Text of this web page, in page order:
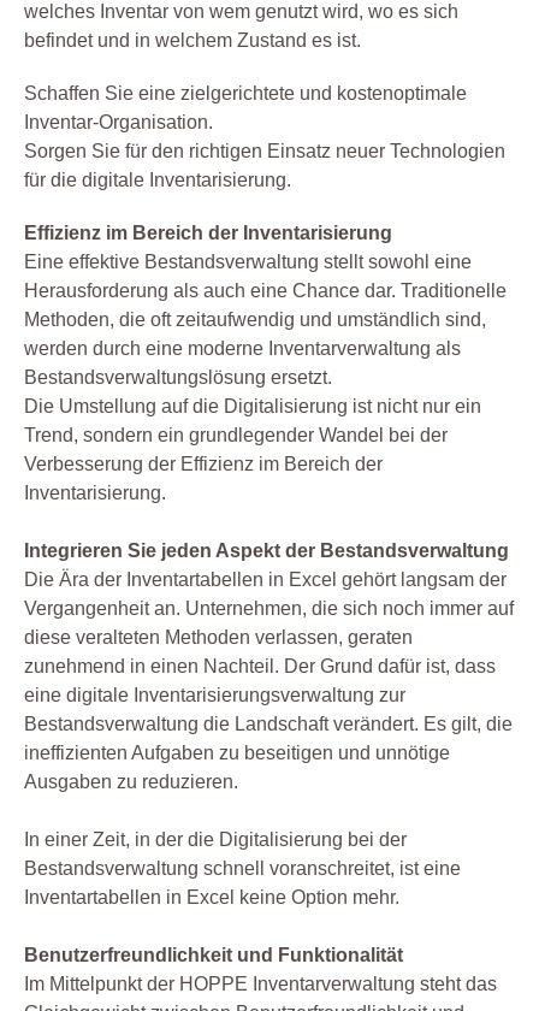
welches Inventar von wem genutzt wird, wo es sich
befindet und in welchem Zustand es ist.
Schaffen Sie eine zielgerichtete und kostenoptimale
Inventar-Organisation.
Sorgen Sie für den richtigen Einsatz neuer Technologien
für die digitale Inventarisierung.
Effizienz im Bereich der Inventarisierung
Eine effektive Bestandsverwaltung stellt sowohl eine
Herausforderung als auch eine Chance dar. Traditionelle
Methoden, die oft zeitaufwendig und umständlich sind,
werden durch eine moderne Inventarverwaltung als
Bestandsverwaltungslösung ersetzt.
Die Umstellung auf die Digitalisierung ist nicht nur ein
Trend, sondern ein grundlegender Wandel bei der
Verbesserung der Effizienz im Bereich der
Inventarisierung.
Integrieren Sie jeden Aspekt der Bestandsverwaltung
Die Ära der Inventartabellen in Excel gehört langsam der
Vergangenheit an. Unternehmen, die sich noch immer auf
diese veralteten Methoden verlassen, geraten
zunehmend in einen Nachteil. Der Grund dafür ist, dass
eine digitale Inventarisierungsverwaltung zur
Bestandsverwaltung die Landschaft verändert. Es gilt, die
ineffizienten Aufgaben zu beseitigen und unnötige
Ausgaben zu reduzieren.
In einer Zeit, in der die Digitalisierung bei der
Bestandsverwaltung schnell voranschreitet, ist eine
Inventartabellen in Excel keine Option mehr.
Benutzerfreundlichkeit und Funktionalität
Im Mittelpunkt der HOPPE Inventarverwaltung steht das